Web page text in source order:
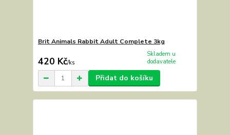
Brit Animals Rabbit Adult Complete 3kg
420 Kč/ks
Skladem u
dodavatele
Přidat do košíku